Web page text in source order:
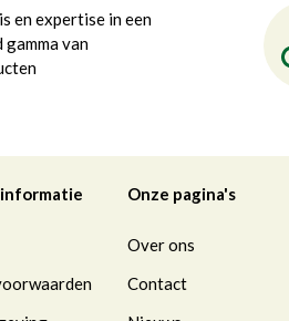
en expertise in een
gamma van
Onze pagina's
Over ons
Contact